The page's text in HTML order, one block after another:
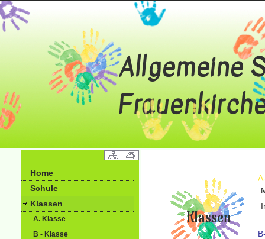
Home
Schule
Klassen
A. Klasse
B - Klasse